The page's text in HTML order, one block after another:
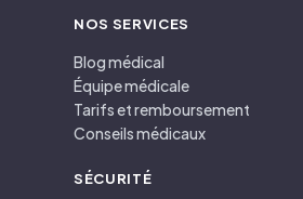
NOS SERVICES
Blog médical
Équipe médicale
Tarifs et remboursement
Conseils médicaux
SÉCURITÉ